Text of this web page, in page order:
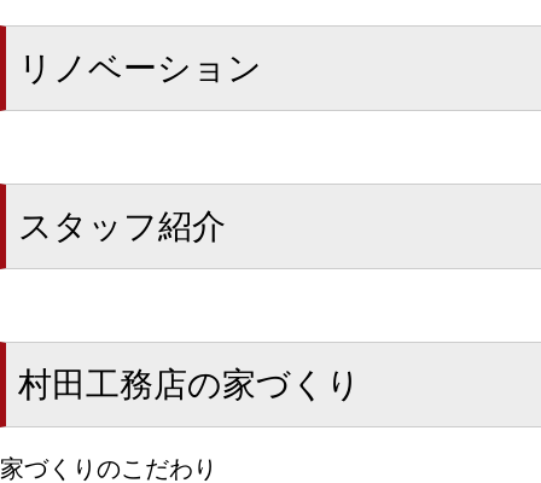
リノベーション
スタッフ紹介
村田工務店の家づくり
家づくりのこだわり